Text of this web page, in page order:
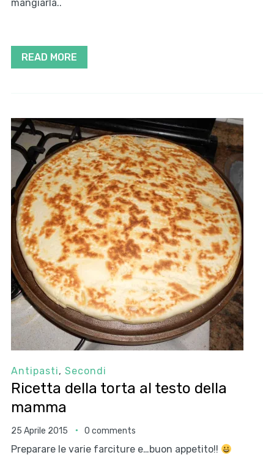
mangiarla..
READ MORE
Antipasti, Secondi
Ricetta della torta al testo della
mamma
25 Aprile 2015 0 comments
Preparare le varie farciture e…buon appetito!!